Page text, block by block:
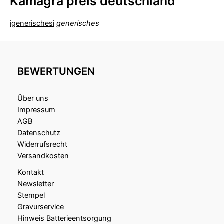
igenerischesi generisches
BEWERTUNGEN
Über uns
Impressum
AGB
Datenschutz
Widerrufsrecht
Versandkosten
Kontakt
Newsletter
Stempel
Gravurservice
Hinweis Batterieentsorgung